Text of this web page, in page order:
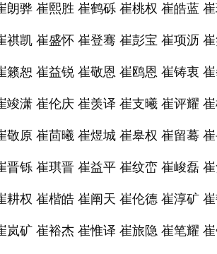
朗骅 崔熙胜 崔鹤砾 崔桃权 崔皓蓝
祺凯 崔盛怀 崔登骞 崔彭宝 崔项沥
籁恕 崔益锐 崔敬恩 崔鸥恩 崔铸衷
竣潇 崔伦庆 崔羡译 崔支曦 崔评耀
敬原 崔茴曦 崔煜城 崔皋权 崔留蓦
晋铄 崔琪晋 崔益平 崔纹峦 崔峻磊
耕权 崔楷皓 崔阐天 崔伦德 崔淳矿
岚矿 崔裕杰 崔惟译 崔旅隐 崔笔耀